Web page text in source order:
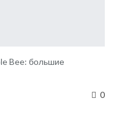
Bee: большие
0